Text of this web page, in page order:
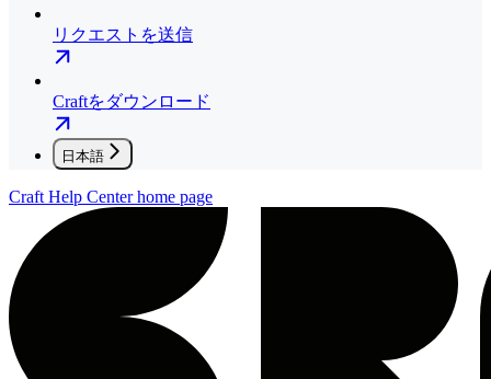
リクエストを送信
Craftをダウンロード
日本語
Craft Help Centerhome page